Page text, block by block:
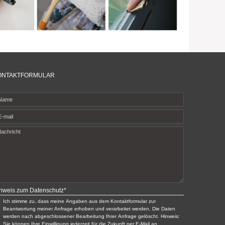
zum Datenschutz*
Ich stimme zu, dass meine Angaben aus dem Kontaktformular zur
Beantwortung meiner Anfrage erhoben und verarbeitet werden. Die Daten
werden nach abgeschlossener Bearbeitung Ihrer Anfrage gelöscht. Hinweis:
Sie können Ihre Einwilligung jederzeit für die Zukunft per E-Mail an